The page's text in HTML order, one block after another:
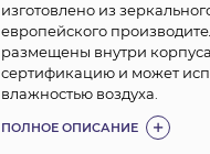
изготовлено из
европейского
размещены внутри
сертификацию и может
влажностью воздуха.
ПОЛНОЕ ОПИСАНИЕ